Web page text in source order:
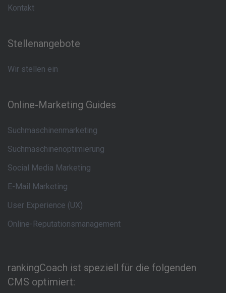
Kontakt
Stellenangebote
Wir stellen ein
Online-Marketing Guides
Suchmaschinenmarketing
Suchmaschinenoptimierung
Social Media Marketing
E-Mail Marketing
User Experience (UX)
Online-Reputationsmanagement
rankingCoach ist speziell für die folgenden
CMS optimiert: